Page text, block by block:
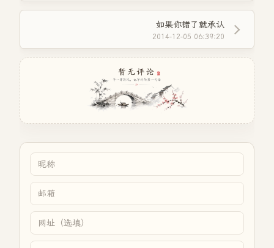
如果你错了就承认
2014-12-05 06:39:20